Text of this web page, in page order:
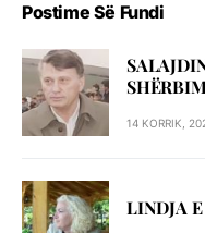
Postime Së Fundi
14 KORRIK,
LINDJA